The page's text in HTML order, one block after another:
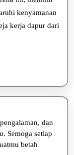
kenyamanan
kerja dapur dari
dan
Semoga setiap
betah